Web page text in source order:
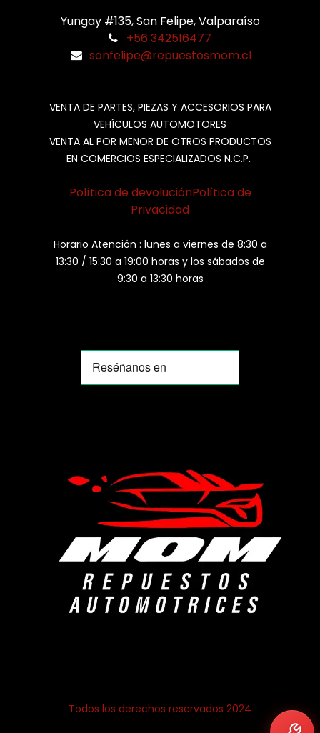
Yungay #135, San Felipe, Valparaíso
+56 342516477
sanfelipe@repuestosmom.cl
VENTA DE PARTES, PIEZAS Y ACCESORIOS PARA
VEHÍCULOS AUTOMOTORES
VENTA AL POR MENOR DE OTROS PRODUCTOS
EN COMERCIOS ESPECIALIZADOS N.C.P.
Política de devoluciónPolítica de
Privacidad
Horario Atención : lunes a viernes de 8:30 a
13:30 / 15:30 a 19:00 horas y los sábados de
9:30 a 13:30 horas
Todos los derechos reservados 2024